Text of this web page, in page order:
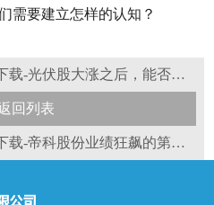
需要建立怎样的认知？
上一条：乐鱼体育官网app下载-光伏股大涨之后，能否提前走出“周期”？
回列表
下一条：乐鱼体育官网app下载-帝科股份业绩狂飙的第二面：存贷双高，现金流成谜，引发交易所问询，客户更是大踩雷！